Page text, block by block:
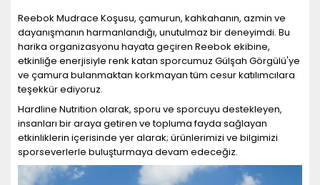
Reebok Mudrace Koşusu, çamurun, kahkahanın, azmin ve
dayanışmanın harmanlandığı, unutulmaz bir deneyimdi. Bu
harika organizasyonu hayata geçiren Reebok ekibine,
etkinliğe enerjisiyle renk katan sporcumuz Gülşah Görgülü'ye
ve çamura bulanmaktan korkmayan tüm cesur katılımcılara
teşekkür ediyoruz.
Hardline Nutrition olarak, sporu ve sporcuyu destekleyen,
insanları bir araya getiren ve topluma fayda sağlayan
etkinliklerin içerisinde yer alarak; ürünlerimizi ve bilgimizi
sporseverlerle buluşturmaya devam edeceğiz.